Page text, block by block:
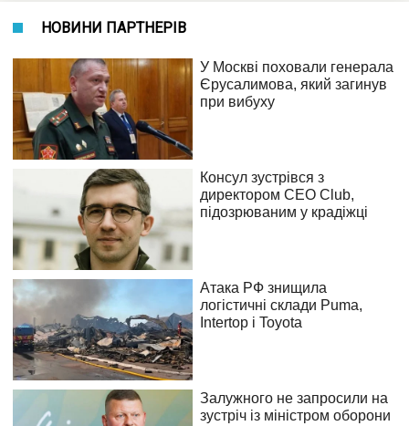
НОВИНИ ПАРТНЕРІВ